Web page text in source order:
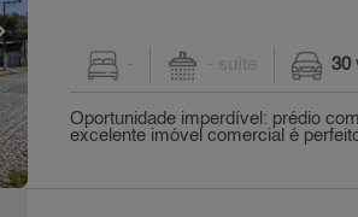
- - suíte 30
Oportunidade imperdível: prédio
excelente imóvel comercial é